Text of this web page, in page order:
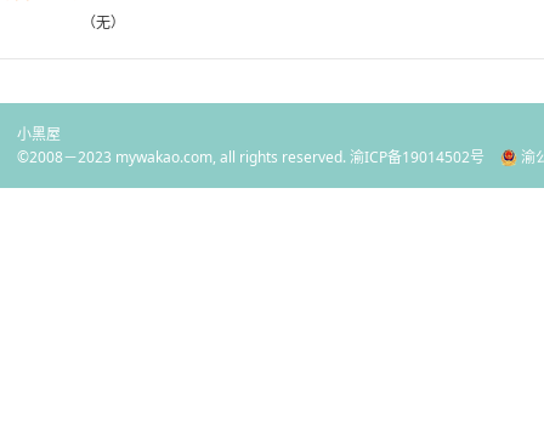
（无）
小黑屋
©2008－2023 mywakao.com, all rights reserved.渝ICP备19014502号 渝